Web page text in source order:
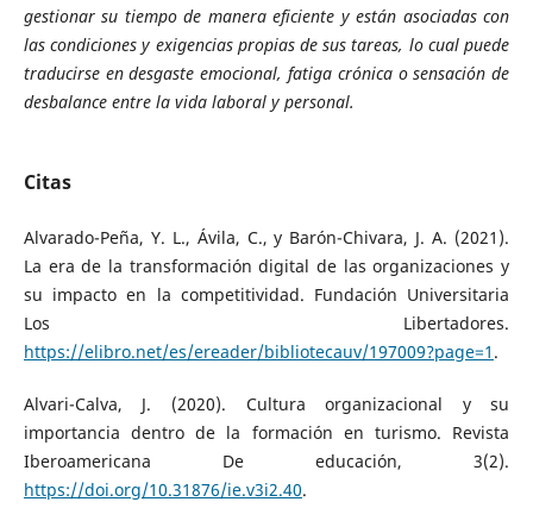
gestionar su tiempo de manera eficiente y están asociadas con
las condiciones y exigencias propias de sus tareas, lo cual puede
traducirse en desgaste emocional, fatiga crónica o sensación de
desbalance entre la vida laboral y personal.
Citas
Alvarado-Peña, Y. L., Ávila, C., y Barón-Chivara, J. A. (2021).
La era de la transformación digital de las organizaciones y
su impacto en la competitividad. Fundación Universitaria
Los Libertadores.
https://elibro.net/es/ereader/bibliotecauv/197009?page=1 .
Alvari-Calva, J. (2020). Cultura organizacional y su
importancia dentro de la formación en turismo. Revista
Iberoamericana De educación, 3(2).
https://doi.org/10.31876/ie.v3i2.40.